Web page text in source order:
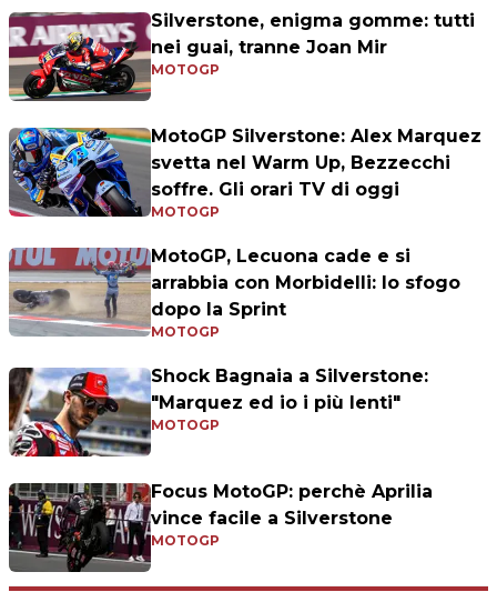
Silverstone, enigma gomme: tutti
nei guai, tranne Joan Mir
MOTOGP
MotoGP Silverstone: Alex Marquez
svetta nel Warm Up, Bezzecchi
soffre. Gli orari TV di oggi
MOTOGP
MotoGP, Lecuona cade e si
arrabbia con Morbidelli: lo sfogo
dopo la Sprint
MOTOGP
Shock Bagnaia a Silverstone:
"Marquez ed io i più lenti"
MOTOGP
Focus MotoGP: perchè Aprilia
vince facile a Silverstone
MOTOGP